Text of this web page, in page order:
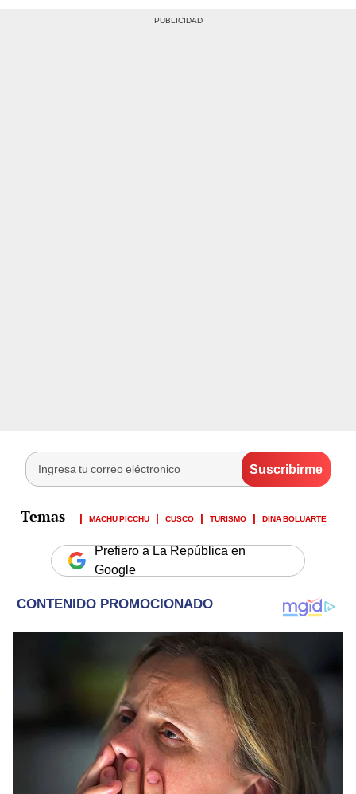
MACHU PICCHU CUSCO TURISMO DINA BOLUARTE
Prefiero a La República en
Google